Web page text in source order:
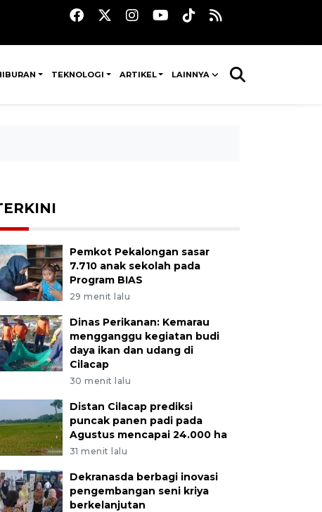
TEKNOLOGI ARTIKEL LAINNYA
Pemkot Pekalongan sasar
7.710 anak sekolah pada
Program BIAS
29 menit lalu
Dinas Perikanan: Kemarau
mengganggu kegiatan budi
daya ikan dan udang di
Cilacap
30 menit lalu
Distan Cilacap prediksi
puncak panen padi pada
Agustus mencapai 24.000 ha
31 menit lalu
Dekranasda berbagi inovasi
pengembangan seni kriya
berkelanjutan